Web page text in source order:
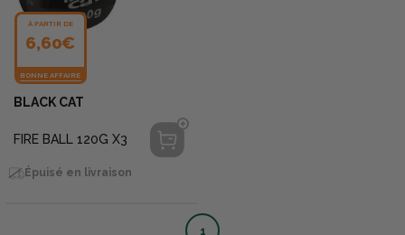
À PARTIR DE
6,60€
BONNE AFFAIRE
BLACK CAT
FIRE BALL 120G X3
Épuisé en livraison
1